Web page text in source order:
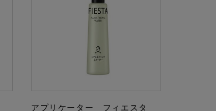
アプリケーター フィエスタ